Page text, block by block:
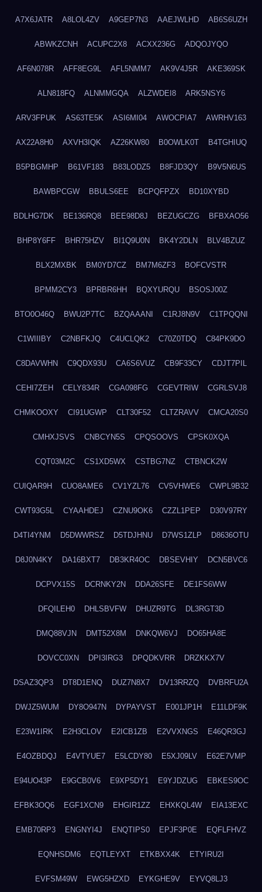
A7X6JATR A8LOL4ZV A9GEP7N3 AAEJWLHD AB6S6UZH
ABWKZCNH ACUPC2X8 ACXX236G ADQOJYQO
AF6N078R AFF8EG9L AFL5NMM7 AK9V4J5R AKE369SK
ALN818FQ ALNMMGQA ALZWDEI8 ARK5NSY6
ARV3FPUK AS63TE5K ASI6MI04 AWOCPIA7 AWRHV163
AX22A8H0 AXVH3IQK AZ26KW80 B0OWLK0T B4TGHIUQ
B5PBGMHP B61VF183 B83LODZ5 B8FJD3QY B9V5N6US
BAWBPCGW BBULS6EE BCPQFPZX BD10XYBD
BDLHG7DK BE136RQ8 BEE98D8J BEZUGCZG BFBXAO56
BHP8Y6FF BHR75HZV BI1Q9U0N BK4Y2DLN BLV4BZUZ
BLX2MXBK BM0YD7CZ BM7M6ZF3 BOFCVSTR
BPMM2CY3 BPRBR6HH BQXYURQU BSOSJ00Z
BTO0O46Q BWU2P7TC BZQAAANI C1RJ8N9V C1TPQQNI
C1WIIIBY C2NBFKJQ C4UCLQK2 C70Z0TDQ C84PK9DO
C8DAVWHN C9QDX93U CA6S6VUZ CB9F33CY CDJT7PIL
CEHI7ZEH CELY834R CGA098FG CGEVTRIW CGRLSVJ8
CHMKOOXY CI91UGWP CLT30F52 CLTZRAVV CMCA20S0
CMHXJSVS CNBCYN5S CPQSOOVS CPSK0XQA
CQT03M2C CS1XD5WX CSTBG7NZ CTBNCK2W
CUIQAR9H CUO8AME6 CV1YZL76 CV5VHWE6 CWPL9B32
CWT93G5L CYAAHDEJ CZNU9OK6 CZZL1PEP D30V97RY
D4TI4YNM D5DWWRSZ D5TDJHNU D7WS1ZLP D8636OTU
D8J0N4KY DA16BXT7 DB3KR4OC DBSEVHIY DCN5BVC6
DCPVX15S DCRNKY2N DDA26SFE DE1FS6WW
DFQILEH0 DHLSBVFW DHUZR9TG DL3RGT3D
DMQ88VJN DMT52X8M DNKQW6VJ DO65HA8E
DOVCC0XN DPI3IRG3 DPQDKVRR DRZKKX7V
DSAZ3QP3 DT8D1ENQ DUZ7N8X7 DV13RRZQ DVBRFU2A
DWJZ5WUM DY8O947N DYPAYVST E001JP1H E11LDF9K
E23W1IRK E2H3CLOV E2ICB1ZB E2VVXNGS E46QR3GJ
E4OZBDQJ E4VTYUE7 E5LCDY80 E5XJ09LV E62E7VMP
E94UO43P E9GCB0V6 E9XP5DY1 E9YJDZUG EBKES9OC
EFBK3OQ6 EGF1XCN9 EHGIR1ZZ EHXKQL4W EIA13EXC
EMB70RP3 ENGNYI4J ENQTIPS0 EPJF3P0E EQFLFHVZ
EQNHSDM6 EQTLEYXT ETKBXX4K ETYIRU2I
EVFSM49W EWG5HZXD EYKGHE9V EYVQ8LJ3